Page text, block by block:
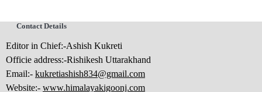
Contact Details
Editor in Chief:-Ashish Kukreti
Officie address:-Rishikesh Uttarakhand
Email:- kukretiashish834@gmail.com
Website:- www.himalayakigoonj.com